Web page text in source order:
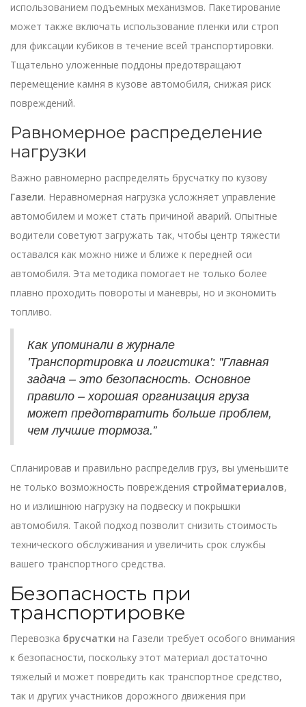
использованием подъемных механизмов. Пакетирование
может также включать использование пленки или строп
для фиксации кубиков в течение всей транспортировки.
Тщательно уложенные поддоны предотвращают
перемещение камня в кузове автомобиля, снижая риск
повреждений.
Равномерное распределение
нагрузки
Важно равномерно распределять брусчатку по кузову
Газели. Неравномерная нагрузка усложняет управление
автомобилем и может стать причиной аварий. Опытные
водители советуют загружать так, чтобы центр тяжести
оставался как можно ниже и ближе к передней оси
автомобиля. Эта методика помогает не только более
плавно проходить повороты и маневры, но и экономить
топливо.
Как упоминали в журнале
'Транспортировка и логистика': "Главная
задача – это безопасность. Основное
правило – хорошая организация груза
может предотвратить больше проблем,
чем лучшие тормоза.”
Спланировав и правильно распределив груз, вы уменьшите
не только возможность повреждения стройматериалов,
но и излишнюю нагрузку на подвеску и покрышки
автомобиля. Такой подход позволит снизить стоимость
технического обслуживания и увеличить срок службы
вашего транспортного средства.
Безопасность при
транспортировке
Перевозка брусчатки на Газели требует особого внимания
к безопасности, поскольку этот материал достаточно
тяжелый и может повредить как транспортное средство,
так и других участников дорожного движения при